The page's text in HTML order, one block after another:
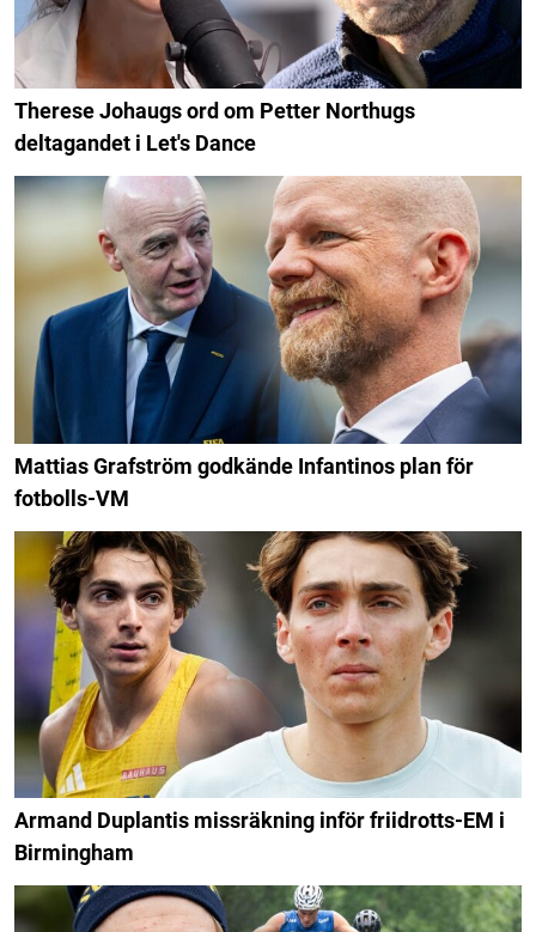
Therese Johaugs ord om Petter Northugs
deltagandet i Let's Dance
Mattias Grafström godkände Infantinos plan för
fotbolls-VM
Armand Duplantis missräkning inför friidrotts-EM i
Birmingham